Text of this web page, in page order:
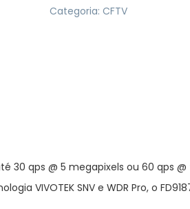
Categoria: CFTV
30 qps @ 5 megapixels ou 60 qps
VIVOTEK SNV e WDR Pro, o